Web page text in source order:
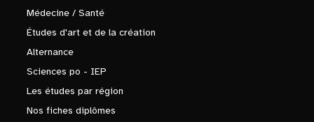
Médecine / Santé
Études d'art et de la création
Alternance
Sciences po - IEP
Les études par région
Nos fiches diplômes